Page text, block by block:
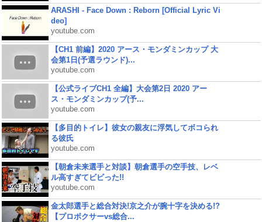
ARASHI - Face Down : Reborn [Official Lyric Vi
deo]
youtube.com
【CH1 前編】2020 アース・モンダミンカップ 大
会第1日(予選ラウンド)...
youtube.com
【公式ライブCH1 全編】大会第2日 2020 アー
ス・モンダミンカップ(予...
youtube.com
【多目的トイレ】彼女の親友に浮気してボコられ
る彼氏
youtube.com
【朝倉未来選手と対談】朝倉選手の空手技、レベ
ル高すぎてビビった!!
youtube.com
金太郎選手と総合対決!京之介が腕十字を決める!?
【プロボクサーvs総合...